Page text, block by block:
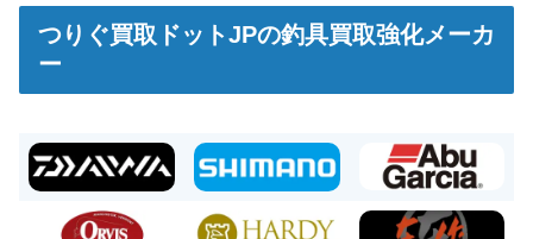
つりぐ買取ドットJPの釣具買取強化メーカ
ー